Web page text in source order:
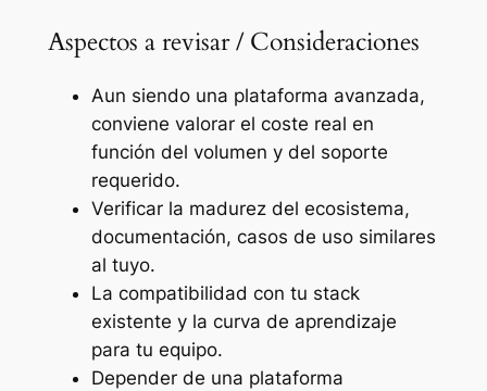
Aspectos a revisar / Consideraciones
Aun siendo una plataforma avanzada,
conviene valorar el coste real en
función del volumen y del soporte
requerido.
Verificar la madurez del ecosistema,
documentación, casos de uso similares
al tuyo.
La compatibilidad con tu stack
existente y la curva de aprendizaje
para tu equipo.
Depender de una plataforma